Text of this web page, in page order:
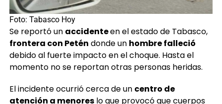
Foto: Tabasco Hoy
Se reportó un accidenteen el estado de Tabasco,
frontera con Petén donde un hombre falleció
debido al fuerte impacto en el choque. Hasta el
momento no se reportan otras personas heridas.
El incidente ocurrió cerca de un centro de
atención a menoreslo que provocó que cuerpos